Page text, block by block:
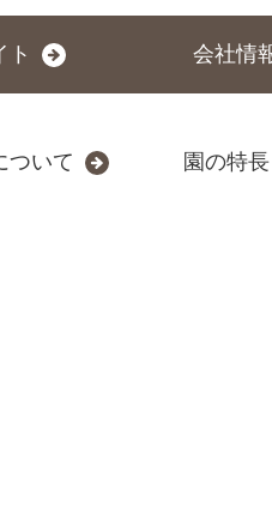
ト 会社情
ついて 園の特長